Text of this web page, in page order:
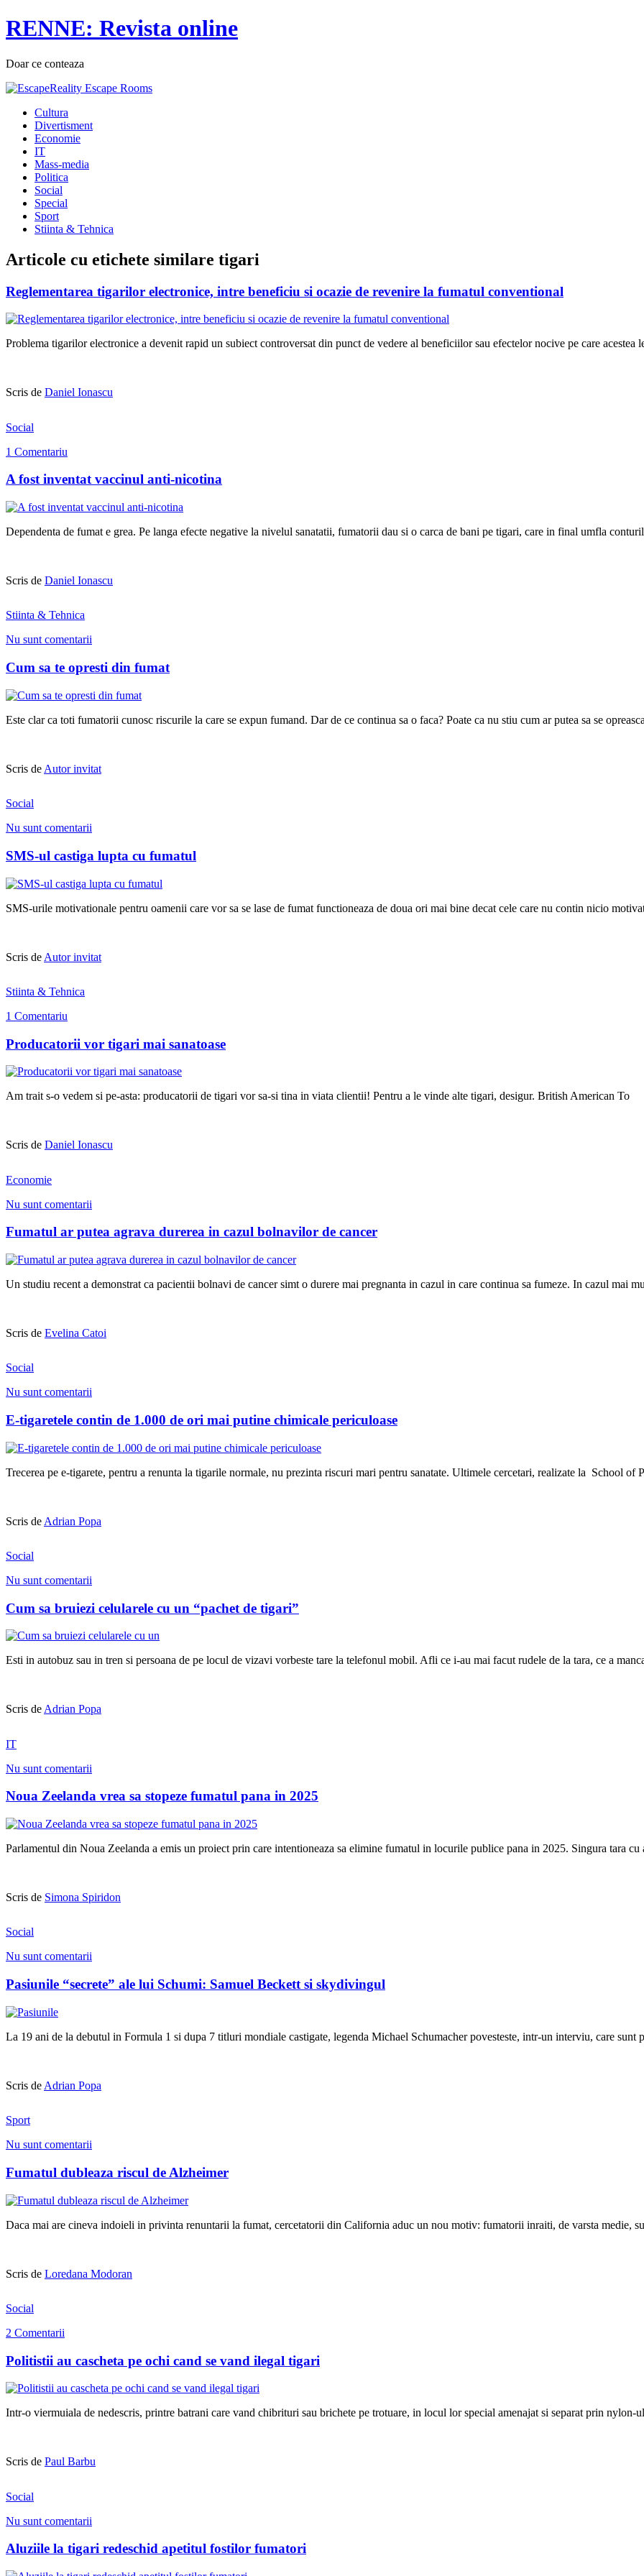
RENNE: Revista online
Doar ce conteaza
Cultura
Divertisment
Economie
IT
Mass-media
Politica
Social
Special
Sport
Stiinta & Tehnica
Articole cu etichete similare tigari
Reglementarea tigarilor electronice, intre beneficiu si ocazie de revenire la fumatul conventional
Problema tigarilor electronice a devenit rapid un subiect controversat din punct de vedere al beneficiilor sau efectelor nocive pe care acestea
Scris de Daniel Ionascu
Social
1 Comentariu
A fost inventat vaccinul anti-nicotina
Dependenta de fumat e grea. Pe langa efecte negative la nivelul sanatatii, fumatorii dau si o carca de bani pe tigari, care in final umfla
Scris de Daniel Ionascu
Stiinta & Tehnica
Nu sunt comentarii
Cum sa te opresti din fumat
Este clar ca toti fumatorii cunosc riscurile la care se expun fumand. Dar de ce continua sa o faca? Poate ca nu stiu cum ar putea sa se
Scris de Autor invitat
Social
Nu sunt comentarii
SMS-ul castiga lupta cu fumatul
SMS-urile motivationale pentru oamenii care vor sa se lase de fumat functioneaza de doua ori mai bine decat cele care nu contin nicio
Scris de Autor invitat
Stiinta & Tehnica
1 Comentariu
Producatorii vor tigari mai sanatoase
Am trait s-o vedem si pe-asta: producatorii de tigari vor sa-si tina in viata clientii! Pentru a le vinde alte tigari, desigur. British American To
Scris de Daniel Ionascu
Economie
Nu sunt comentarii
Fumatul ar putea agrava durerea in cazul bolnavilor de cancer
Un studiu recent a demonstrat ca pacientii bolnavi de cancer simt o durere mai pregnanta in cazul in care continua sa fumeze. In cazul mai
Scris de Evelina Catoi
Social
Nu sunt comentarii
E-tigaretele contin de 1.000 de ori mai putine chimicale periculoase
Trecerea pe e-tigarete, pentru a renunta la tigarile normale, nu prezinta riscuri mari pentru sanatate. Ultimele cercetari, realizate la School of P
Scris de Adrian Popa
Social
Nu sunt comentarii
Cum sa bruiezi celularele cu un “pachet de tigari”
Esti in autobuz sau in tren si persoana de pe locul de vizavi vorbeste tare la telefonul mobil. Afli ce i-au mai facut rudele de la tara, ce a
Scris deAdrian Popa
IT
Nu sunt comentarii
Noua Zeelanda vrea sa stopeze fumatul pana in 2025
Parlamentul din Noua Zeelanda a emis un proiect prin care intentioneaza sa elimine fumatul in locurile publice pana in 2025. Singura tara cu
Scris de Simona Spiridon
Social
Nu sunt comentarii
Pasiunile “secrete” ale lui Schumi: Samuel Beckett si skydivingul
La 19 ani de la debutul in Formula 1 si dupa 7 titluri mondiale castigate, legenda Michael Schumacher povesteste, intr-un interviu, care sunt
Scris de Adrian Popa
Sport
Nu sunt comentarii
Fumatul dubleaza riscul de Alzheimer
Daca mai are cineva indoieli in privinta renuntarii la fumat, cercetatorii din California aduc un nou motiv: fumatorii inraiti, de varsta medie,
Scris de Loredana Modoran
Social
2 Comentarii
Politistii au cascheta pe ochi cand se vand ilegal tigari
Intr-o viermuiala de nedescris, printre batrani care vand chibrituri sau brichete pe trotuare, in locul lor special amenajat si separat prin nylon-ul
Scris de Paul Barbu
Social
Nu sunt comentarii
Aluziile la tigari redeschid apetitul fostilor fumatori